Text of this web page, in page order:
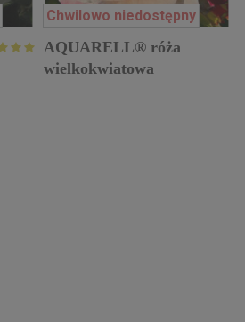
Chwilowo niedostępny
AQUARELL® róża
wielkokwiatowa